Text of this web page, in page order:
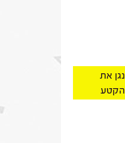
נגן את
הקטע